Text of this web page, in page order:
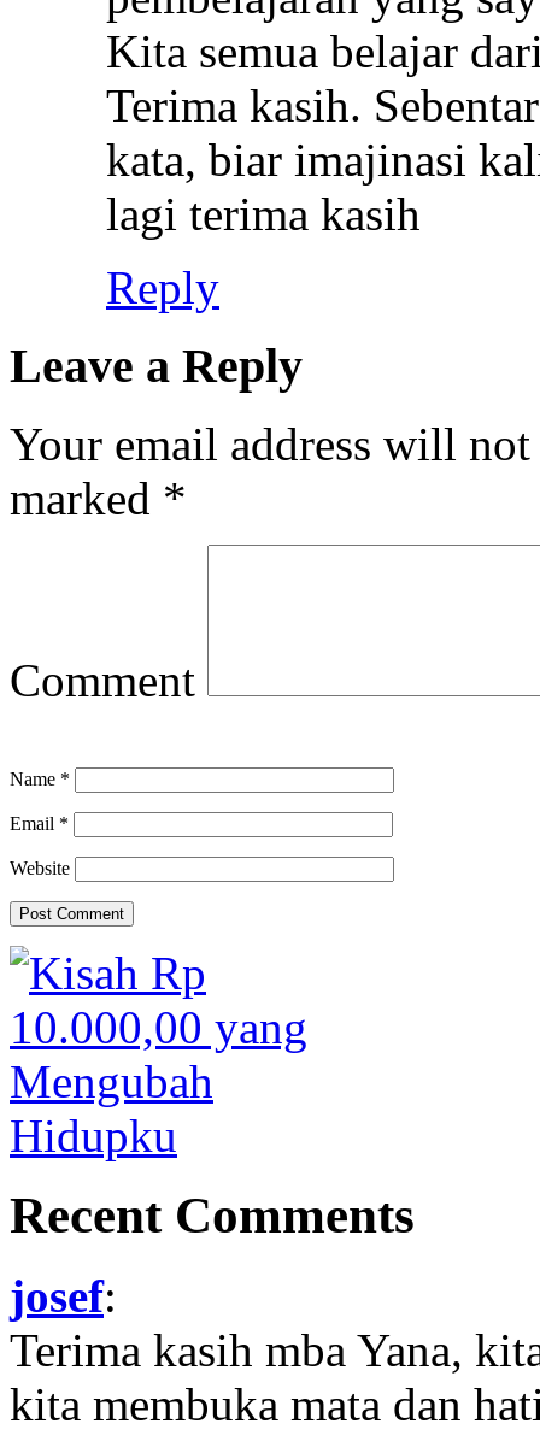
Kita semua belajar
Terima kasih.
kata, biar imajinasi
lagi terima kasih
Reply
Leave a Reply
Your email address will
marked *
Comment
Name *
Email *
Website
Recent Comments
josef:
Terima kasih mba Yana,
kita membuka mata dan